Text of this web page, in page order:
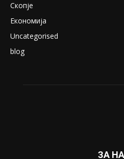
Скопје
Економија
Uncategorised
blog
ЗА